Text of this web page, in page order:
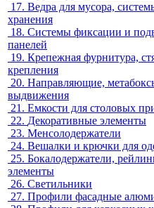
17. Ведра для мусора,
хранения
18. Системы фиксации и
панелей
19. Крепежная фурнитура,
крепления
20. Направляющие,
выдвижения
21. Емкости для столовых
22. Декоративные элементы
23. Менсолодержатели
24. Вешалки и крючки для
25. Бокалодержатели,
элементы
26. Светильники
27. Профили фасадные